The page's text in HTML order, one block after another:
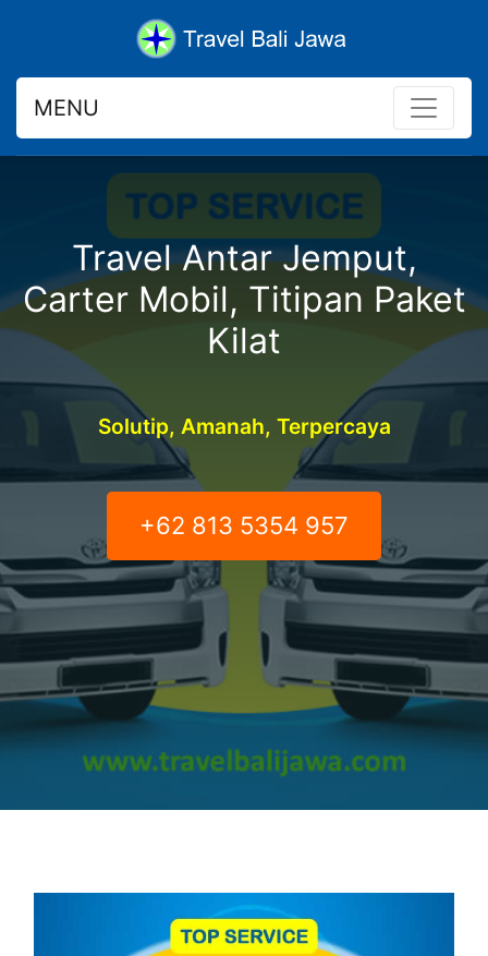
MENU
Travel Antar Jemput,
Carter Mobil, Titipan Paket
Kilat
Solutip, Amanah, Terpercaya
+62 813 5354 957